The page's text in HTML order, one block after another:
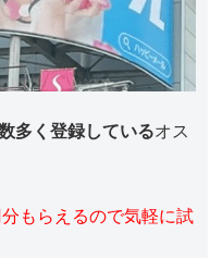
多く登録しているオス
もらえるので気軽に試